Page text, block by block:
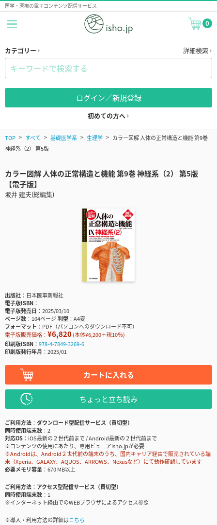
医学・医療の電子コンテンツ配信サービス
0
カテゴリー 詳細検索
ログイン／新規登録
初めての方へ
TOP すべて 基礎医学系 生理学
カラー図解 人体の正常構造と機能 第9巻
神経系（2） 第5版
カラー図解 人体の正常構造と機能 第9巻 神経系（2） 第5版
【電子版】
坂井 建夫(総編集)
出版社
日本医事新報社
電子版ISBN
電子版発売日
2025/03/10
ページ数
104ページ判型
A4変
フォーマット
PDF（パソコンへのダウンロード不可）
電子版販売価格： ¥6,820(本体¥6,200＋税10％)
印刷版ISBN
978-4-7849-3269-6
印刷版発行年月
2025/01
カートに入れる
ちょっと立ち読み
ご利用方法
ダウンロード型配信サービス（買切型）
同時使用端末数
2
対応OS
iOS最新の２世代前まで / Android最新の２世代前まで
※コンテンツの使用にあたり、専用ビューアisho.jpが必要
※Androidは、Android２世代前の端末のうち、国内キャリア経由で販売されている端
末（Xperia、GALAXY、AQUOS、ARROWS、Nexusなど）にて動作確認しています
必要メモリ容量
670 MB以上
ご利用方法
アクセス型配信サービス（買切型）
同時使用端末数
1
※インターネット経由でのWEBブラウザによるアクセス参照
※導入・利用方法の詳細はこちら